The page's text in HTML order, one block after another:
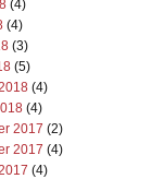
(4)
(4)
(3)
(5)
(4)
(4)
2017 (2)
2017 (4)
(4)